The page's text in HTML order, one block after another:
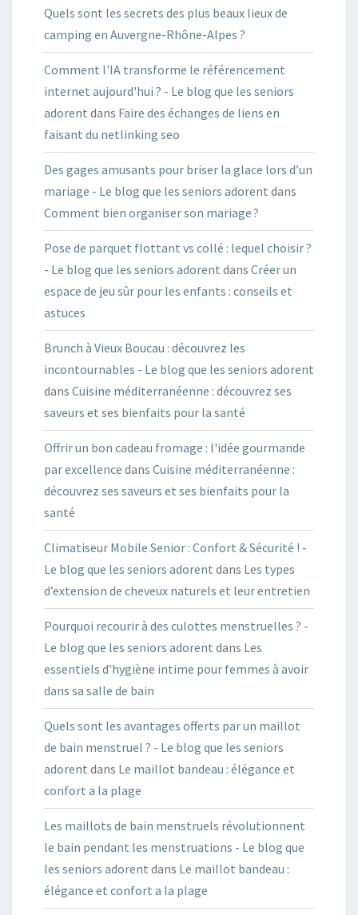
Quels sont les secrets des plus beaux lieux de
camping en Auvergne-Rhône-Alpes ?
Comment l'IA transforme le référencement
internet aujourd'hui ? - Le blog que les seniors
adorent dans Faire des échanges de liens en
faisant du netlinking seo
Des gages amusants pour briser la glace lors d’un
mariage - Le blog que les seniors adorent dans
Comment bien organiser son mariage ?
Pose de parquet flottant vs collé : lequel choisir ?
- Le blog que les seniors adorent dans Créer un
espace de jeu sûr pour les enfants : conseils et
astuces
Brunch à Vieux Boucau : découvrez les
incontournables - Le blog que les seniors adorent
dans Cuisine méditerranéenne : découvrez ses
saveurs et ses bienfaits pour la santé
Offrir un bon cadeau fromage : l'idée gourmande
par excellence dans Cuisine méditerranéenne :
découvrez ses saveurs et ses bienfaits pour la
santé
Climatiseur Mobile Senior : Confort & Sécurité ! -
Le blog que les seniors adorent dans Les types
d’extension de cheveux naturels et leur entretien
Pourquoi recourir à des culottes menstruelles ? -
Le blog que les seniors adorent dans Les
essentiels d’hygiène intime pour femmes à avoir
dans sa salle de bain
Quels sont les avantages offerts par un maillot
de bain menstruel ? - Le blog que les seniors
adorent dans Le maillot bandeau : élégance et
confort a la plage
Les maillots de bain menstruels révolutionnent
le bain pendant les menstruations - Le blog que
les seniors adorent dans Le maillot bandeau :
élégance et confort a la plage